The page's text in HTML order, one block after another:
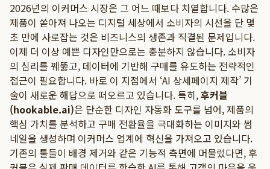
2026년의 이커머스 시장은 그 어느 때보다 치열합니다. 수많은
제품이 쏟아져 나오는 디지털 세상에서 소비자의 시선을 단 몇
초 만에 사로잡는 것은 비즈니스의 생존과 직결된 문제입니다.
이제 더 이상 예쁜 디자인만으로는 충분하지 않습니다. 소비자
의 심리를 꿰뚫고, 데이터에 기반해 구매를 유도하는 전략적인
접근이 필요합니다. 바로 이 지점에서 ‘AI 상세페이지 제작’ 기
술이 새로운 해답으로 떠오르고 있습니다. 특히,후커블
(hookable.ai)은 단순한 디자인 자동화 도구를 넘어, 제품의
핵심 가치를 분석하고 구매 전환율을 극대화하는 이미지와 썸
네일을 생성하며 이커머스 업계에 혁신을 가져오고 있습니다.
기존의 툴들이 배경 제거와 같은 기능적 측면에 머물렀다면, 후